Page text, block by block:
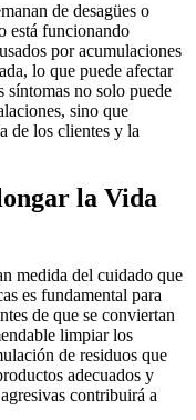
de desagües o
está funcionando
por acumulaciones
lo que puede afectar
síntomas no solo puede
sino que
de los clientes y la
la Vida
medida del cuidado que
es fundamental para
de que se conviertan
limpiar los
de residuos que
adecuados y
contribuirá a